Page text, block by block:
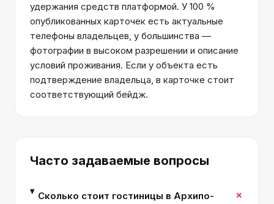
удержания средств платформой. У 100 %
опубликованных карточек есть актуальные
телефоны владельцев, у большинства —
фотографии в высоком разрешении и описание
условий проживания. Если у объекта есть
подтверждение владельца, в карточке стоит
соответствующий бейдж.
Часто задаваемые вопросы
Сколько стоит гостиницы в Архипо-
+